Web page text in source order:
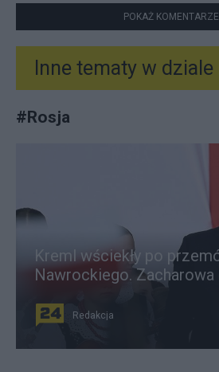
POKAŻ
Inne tematy w dziale
#Rosja
Kreml wściekły po
Nawrockiego. Zacharowa
Redakcja